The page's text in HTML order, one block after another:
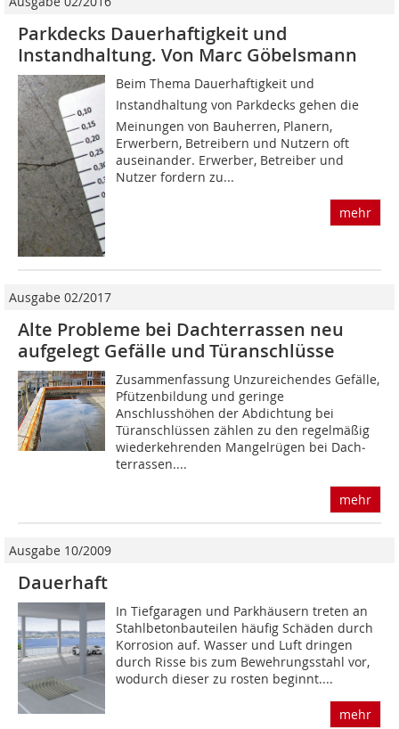
Parkdecks Dauerhaftigkeit und
Instandhaltung. Von Marc Göbelsmann
Beim Thema Dauerhaftigkeit und
Instandhaltung von Parkdecks gehen die
Meinungen von Bauherren, Planern,
Erwerbern, Betreibern und Nutzern oft
auseinander. Erwerber, Betreiber und
Nutzer fordern zu...
mehr
Ausgabe 02/2017
Alte Probleme bei Dachterrassen neu
aufgelegt Gefälle und Türanschlüsse
Zusammenfassung Unzureichendes Gefälle,
Pfützenbildung und geringe
Anschlusshöhen der Abdichtung bei
Türanschlüssen zählen zu den regelmäßig
wiederkehrenden Mangelrügen bei Dach­
terrassen....
mehr
Ausgabe 10/2009
Dauerhaft
In Tiefgaragen und Parkhäusern treten an
Stahlbetonbauteilen häufig Schäden durch
Korrosion auf. Wasser und Luft dringen
durch Risse bis zum Bewehrungsstahl vor,
wodurch dieser zu rosten beginnt....
mehr